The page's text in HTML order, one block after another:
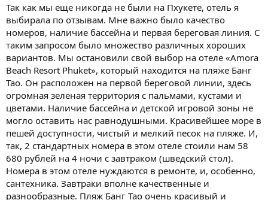
Так как мы еще никогда не были на Пхукете, отель я
выбирала по отзывам. Мне важно было качество
номеров, наличие бассейна и первая береговая линия. С
таким запросом было множество различных хороших
вариантов. Мы остановили свой выбор на отеле «Amora
Beach Resort Phuket», который находится на пляже Банг
Тао. Он расположен на первой береговой линии, здесь
огромная зеленая территория с пальмами, кустами и
цветами. Наличие бассейна и детской игровой зоны не
могло оставить нас равнодушными. Красивейшее море в
пешей доступности, чистый и мелкий песок на пляже. И,
так, 2 стандартных номера в этом отеле стоили нам 58
680 рублей на 4 ночи с завтраком (шведский стол).
Номера в этом отеле нуждаются в ремонте, и, особенно,
сантехника. Завтраки вполне качественные и
разнообразные. Пляж Банг Тао очень красивый и